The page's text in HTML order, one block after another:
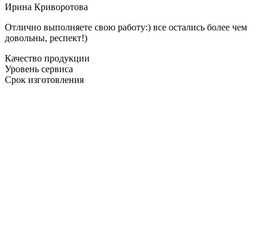
Ирина Криворотова
Отлично выполняете свою работу:) все остались более чем
довольны, респект!)
Качество продукции
Уровень сервиса
Срок изготовления